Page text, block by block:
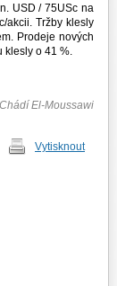
USD / 75USc na
akcii. Tržby klesly
Prodeje nových
o 41 %.
El-Moussawi
Vytisknout